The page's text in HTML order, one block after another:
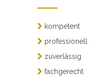
kompetent
professionell
zuverlässig
fachgerecht